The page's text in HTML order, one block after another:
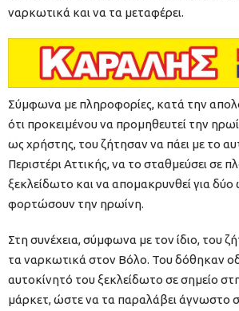
ναρκωτικά και να τα μεταφέρει.
Σύμφωνα με πληροφορίες, κατά την
ότι προκειμένου να προμηθευτεί την
ως χρήστης, του ζήτησαν να πάει με το
Περιστέρι Αττικής, να το σταθμεύσει σε
ξεκλείδωτο και να απομακρυνθεί για
φορτώσουν την ηρωίνη.
Στη συνέχεια, σύμφωνα με τον ίδιο, του
τα ναρκωτικά στον Βόλο. Του δόθηκαν
αυτοκίνητό του ξεκλείδωτο σε σημείο
μάρκετ, ώστε να τα παραλάβει άγνωστο